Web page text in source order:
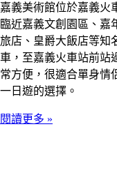
嘉義美術館位於嘉義火
臨近嘉義文創園區、嘉
旅店、皇爵大飯店等知
車，至嘉義火車站前站
常方便，很適合單身情
一日遊的選擇。
閱讀更多 »